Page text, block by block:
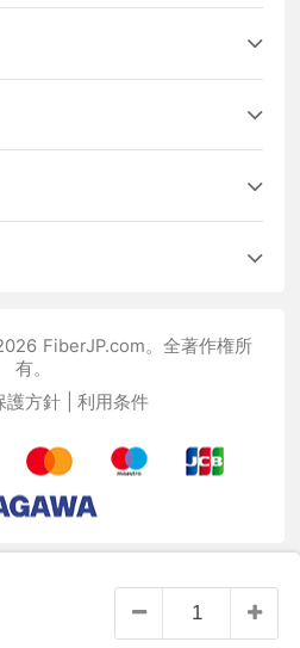
FiberJP.com。全著作権所
有。
護方針
利用条件